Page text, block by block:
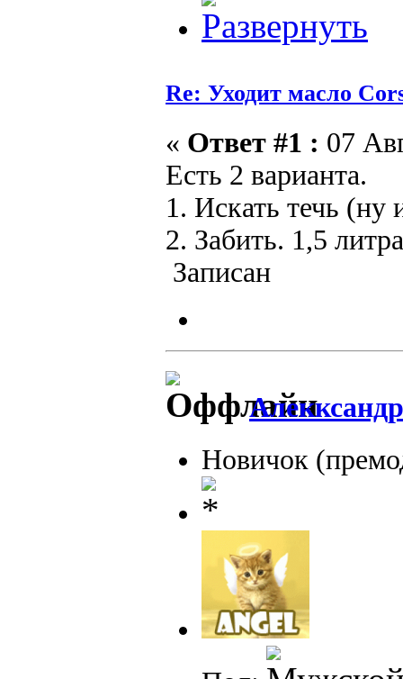
Re: Уходит масло
« Ответ #1 : 07
Есть 2 варианта.
1. Искать течь (ну
2. Забить. 1,5
Записан
Новичок